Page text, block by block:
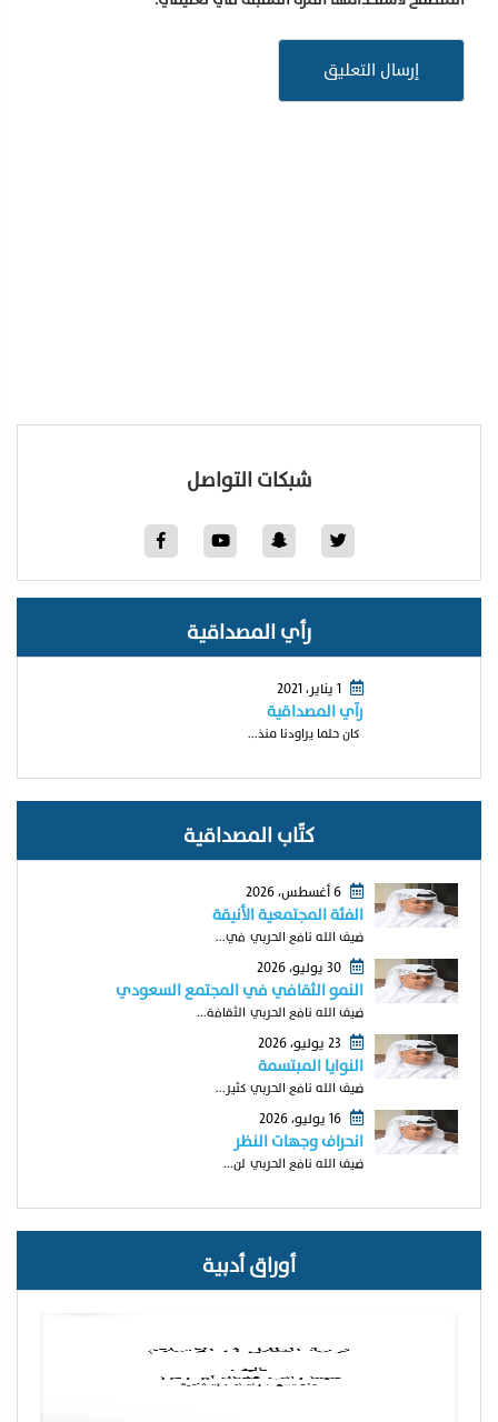
شبكات التواصل
رأي المصداقية
1 يناير، 2021
رآي المصداقية
كان حلما يراودنا منذ...
كتّاب المصداقية
6 أغسطس، 2026
الفئة المجتمعية الأنيقة
ضيف الله نافع الحربي في...
30 يوليو، 2026
النمو الثقافي في المجتمع السعودي
ضيف الله نافع الحربي الثقافة...
النوايا المبتسمة
ضيف الله نافع الحربي كثير...
16 يوليو، 2026
انحراف وجهات النظر
ضيف الله نافع الحربي لن...
أوراق أدبية